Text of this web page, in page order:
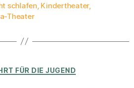
schlafen Kindertheater,
Theater
Kategorien
FÜR DIE JUGEND